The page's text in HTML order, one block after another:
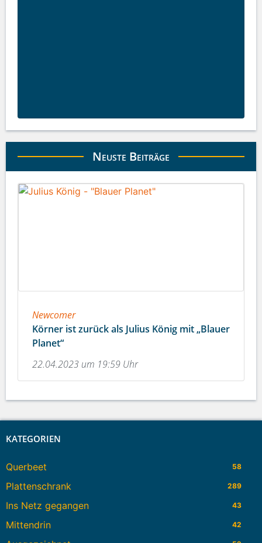
Neuste Beiträge
Newcomer
Körner ist zurück als Julius König mit „Blauer
Planet“
22.04.2023 um 19:59 Uhr
KATEGORIEN
Querbeet 58
Plattenschrank 289
Ins Netz gegangen 43
Mittendrin 42